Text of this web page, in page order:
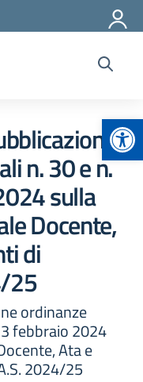
n. 30 e n.
sulla
Docente,
di
25
ordinanze
febbraio 2024
Ata e
2024/25